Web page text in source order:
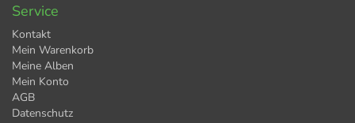
Service
Kontakt
Mein Warenkorb
Meine Alben
Mein Konto
AGB
Datenschutz